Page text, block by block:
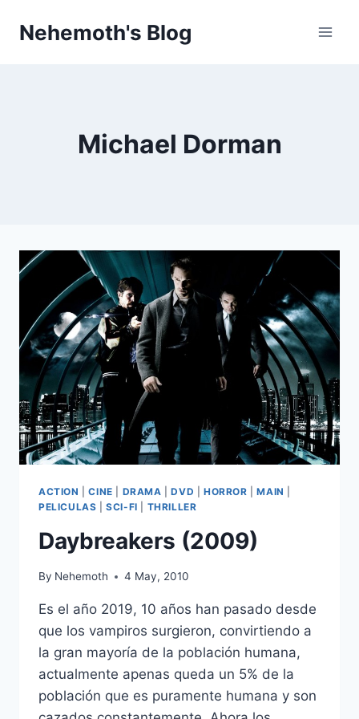
Nehemoth's Blog
Michael Dorman
ACTION |CINE DRAMA |DVD HORROR |MAIN
PELICULAS |SCI-FI THRILLER
Daybreakers (2009)
By Nehemoth 4 May, 2010
Es el año 2019, 10 años han pasado desde
que los vampiros surgieron, convirtiendo a
la gran mayoría de la población humana,
actualmente apenas queda un 5% de la
población que es puramente humana y son